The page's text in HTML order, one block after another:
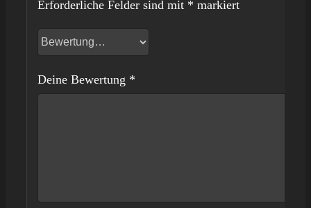
Erforderliche Felder sind mit * markiert
Deine Bewertung *